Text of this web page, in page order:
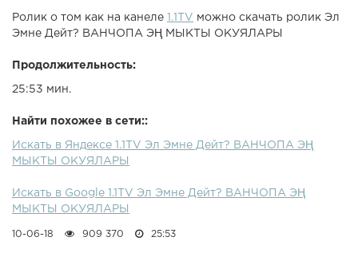
Ролик о том как на канеле 1.1TV
можно скачать ролик Эл
Эмне Дейт? ВАНЧОПА ЭҢ МЫКТЫ ОКУЯЛАРЫ
Продолжительность:
25:53 мин.
Найти похожее в сети::
Искать в Яндексе 1.1TV Эл Эмне Дейт? ВАНЧОПА ЭҢ
МЫКТЫ ОКУЯЛАРЫ
Искать в Google 1.1TV Эл Эмне Дейт? ВАНЧОПА ЭҢ
МЫКТЫ ОКУЯЛАРЫ
10-06-18 909 370 25:53